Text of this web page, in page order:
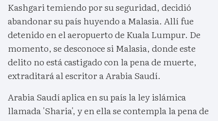
Kashgari temiendo por su seguridad, decidió
abandonar su país huyendo a Malasia. Allí fue
detenido en el aeropuerto de Kuala Lumpur. De
momento, se desconoce si Malasia, donde este
delito no está castigado con la pena de muerte,
extraditará al escritor a Arabia Saudí.
Arabia Saudí aplica en su país la ley islámica
llamada 'Sharia', y en ella se contempla la pena de